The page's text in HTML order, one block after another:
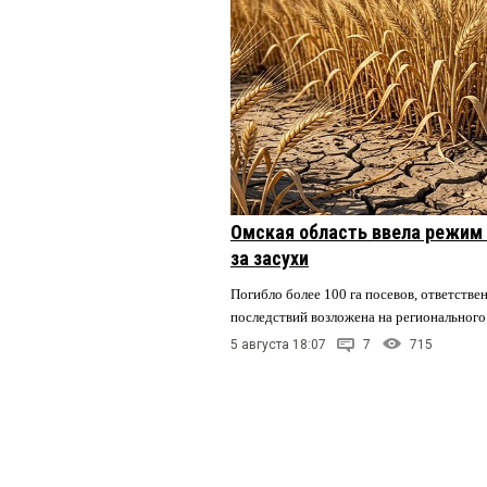
Омская область ввела режим
за засухи
Погибло более 100 га посевов,
последствий возложена на
5 августа 18:07 7 715